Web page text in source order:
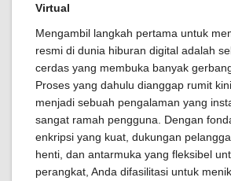
Virtual
Mengambil langkah pertama untuk
resmi di dunia hiburan digital adalah
cerdas yang membuka banyak
Proses yang dahulu dianggap rumit
menjadi sebuah pengalaman yang
sangat ramah pengguna. Dengan
enkripsi yang kuat, dukungan
henti, dan antarmuka yang fleksibel
perangkat, Anda difasilitasi untuk